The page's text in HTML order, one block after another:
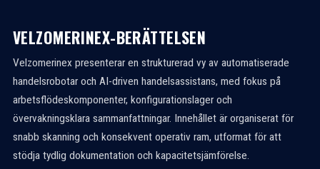
VELZOMERINEX-BERÄTTELSEN
Velzomerinex presenterar en strukturerad vy av automatiserade
handelsrobotar och AI-driven handelsassistans, med fokus på
arbetsflödeskomponenter, konfigurationslager och
övervakningsklara sammanfattningar. Innehållet är organiserat för
snabb skanning och konsekvent operativ ram, utformat för att
stödja tydlig dokumentation och kapacitetsjämförelse.